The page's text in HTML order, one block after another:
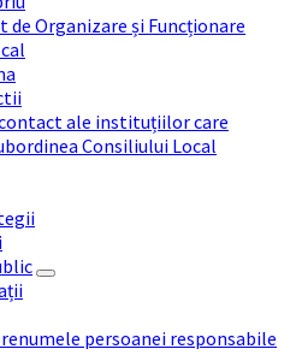
de Organizare și Funcționare
ale instituțiilor care
Consiliului Local
persoanei responsabile